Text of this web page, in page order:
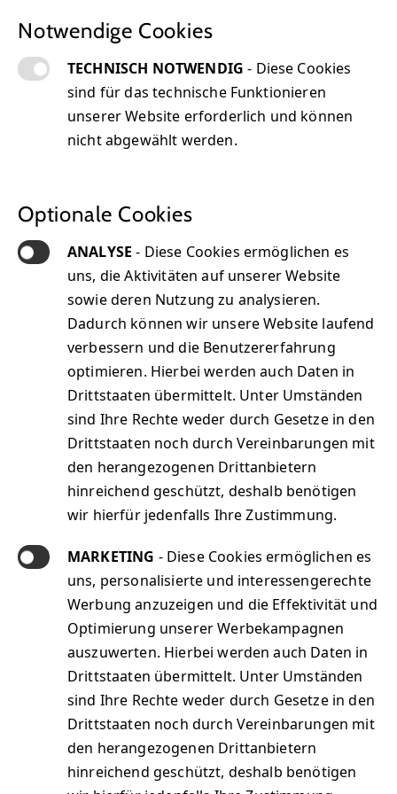
Unsere Technologiepartner
Über uns
Jobs@Sphinx
Kontakt
Unser Leistungsspektrum
Das Sphinx Lösungsportfolio
Sphinx News
Impressum
AGB
Barrierefreiheit
Sphinx IT Consulting GmbH
Sphinx Managed Services GmbH
Notwendige Cookies
TECHNISCH NOTWENDIG- Diese Cookies
sind für das technische Funktionieren
unserer Website erforderlich und können
nicht abgewählt werden.
Optionale Cookies
ANALYSE- Diese Cookies ermöglichen es
uns, die Aktivitäten auf unserer Website
sowie deren Nutzung zu analysieren.
Dadurch können wir unsere Website laufend
verbessern und die Benutzererfahrung
optimieren. Hierbei werden auch Daten in
Drittstaaten übermittelt. Unter Umständen
sind Ihre Rechte weder durch Gesetze in den
Drittstaaten noch durch Vereinbarungen mit
den herangezogenen Drittanbietern
hinreichend geschützt, deshalb benötigen
wir hierfür jedenfalls Ihre Zustimmung.
MARKETING - Diese Cookies ermöglichen es
uns, personalisierte und interessengerechte
Werbung anzuzeigen und die Effektivität und
Optimierung unserer Werbekampagnen
auszuwerten. Hierbei werden auch Daten in
Drittstaaten übermittelt. Unter Umständen
sind Ihre Rechte weder durch Gesetze in den
Drittstaaten noch durch Vereinbarungen mit
den herangezogenen Drittanbietern
hinreichend geschützt, deshalb benötigen